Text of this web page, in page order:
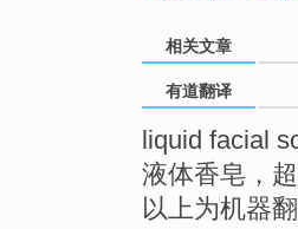
相关文章
有道翻译
liquid facial
液体香皂，
以上为机器